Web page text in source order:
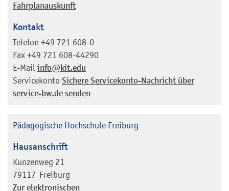
Fahrplanauskunft
Kontakt
Telefon +49 721 608-0
Fax +49 721 608-44290
E-Mail info@kit.edu
Servicekonto Sichere Servicekonto-Nachricht über
service-bw.de senden
Pädagogische Hochschule Freiburg
Hausanschrift
Kunzenweg 21
79117 Freiburg
Zur elektronischen